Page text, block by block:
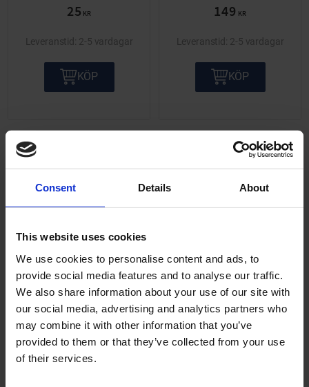
Consent Details About
This website uses cookies
We use cookies to personalise content and ads, to
provide social media features and to analyse our traffic.
We also share information about your use of our site with
our social media, advertising and analytics partners who
may combine it with other information that you’ve
provided to them or that they’ve collected from your use
of their services.
25 KR
2-5 vardagar
KÖP
149 KR
2-5 vardagar
KÖP
Sotsats Morini 50cc
33293
79KR
Sotsats Morini 70cc
46mm
9468
49KR
Lägg